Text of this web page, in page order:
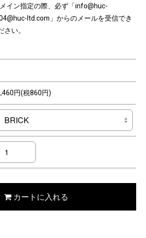
イン指定の際、必ず「info@huc-
ltd.com」からのメールを受信でき
い。
円(税860円)
カートに入れる